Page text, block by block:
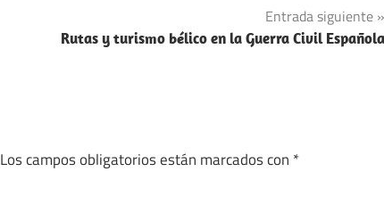
Entrada siguiente
Rutas y turismo bélico en la Guerra Civil Española
Los campos obligatorios están marcados con *